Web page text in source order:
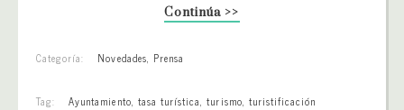
Continúa >>
Categoría: Novedades, Prensa
Tag: Ayuntamiento, tasa turística,turismo, turistificación